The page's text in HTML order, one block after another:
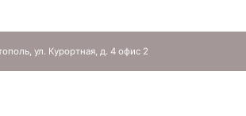
ул. Курортная, д. 4 офис 2